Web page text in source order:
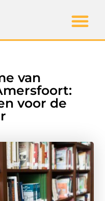
van
voor de